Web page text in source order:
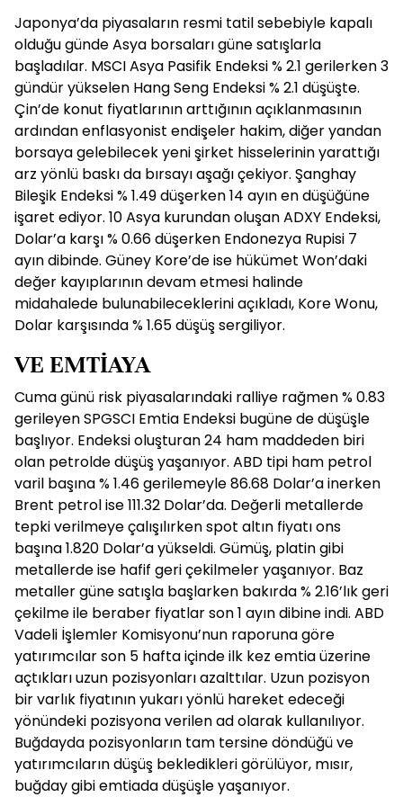
Japonya’da piyasaların resmi tatil sebebiyle kapalı
olduğu günde Asya borsaları güne satışlarla
başladılar. MSCI Asya Pasifik Endeksi % 2.1 gerilerken 3
gündür yükselen Hang Seng Endeksi % 2.1 düşüşte.
Çin’de konut fiyatlarının arttığının açıklanmasının
ardından enflasyonist endişeler hakim, diğer yandan
borsaya gelebilecek yeni şirket hisselerinin yarattığı
arz yönlü baskı da bırsayı aşağı çekiyor. Şanghay
Bileşik Endeksi % 1.49 düşerken 14 ayın en düşüğüne
işaret ediyor. 10 Asya kurundan oluşan ADXY Endeksi,
Dolar’a karşı % 0.66 düşerken Endonezya Rupisi 7
ayın dibinde. Güney Kore’de ise hükümet Won’daki
değer kayıplarının devam etmesi halinde
midahalede bulunabileceklerini açıkladı, Kore Wonu,
Dolar karşısında % 1.65 düşüş sergiliyor.
VE EMTİAYA
Cuma günü risk piyasalarındaki ralliye rağmen % 0.83
gerileyen SPGSCI Emtia Endeksi bugüne de düşüşle
başlıyor. Endeksi oluşturan 24 ham maddeden biri
olan petrolde düşüş yaşanıyor. ABD tipi ham petrol
varil başına % 1.46 gerilemeyle 86.68 Dolar’a inerken
Brent petrol ise 111.32 Dolar’da. Değerli metallerde
tepki verilmeye çalışılırken spot altın fiyatı ons
başına 1.820 Dolar’a yükseldi. Gümüş, platin gibi
metallerde ise hafif geri çekilmeler yaşanıyor. Baz
metaller güne satışla başlarken bakırda % 2.16’lık geri
çekilme ile beraber fiyatlar son 1 ayın dibine indi. ABD
Vadeli İşlemler Komisyonu’nun raporuna göre
yatırımcılar son 5 hafta içinde ilk kez emtia üzerine
açtıkları uzun pozisyonları azalttılar. Uzun pozisyon
bir varlık fiyatının yukarı yönlü hareket edeceği
yönündeki pozisyona verilen ad olarak kullanılıyor.
Buğdayda pozisyonların tam tersine döndüğü ve
yatırımcıların düşüş bekledikleri görülüyor, mısır,
buğday gibi emtiada düşüşle yaşanıyor.